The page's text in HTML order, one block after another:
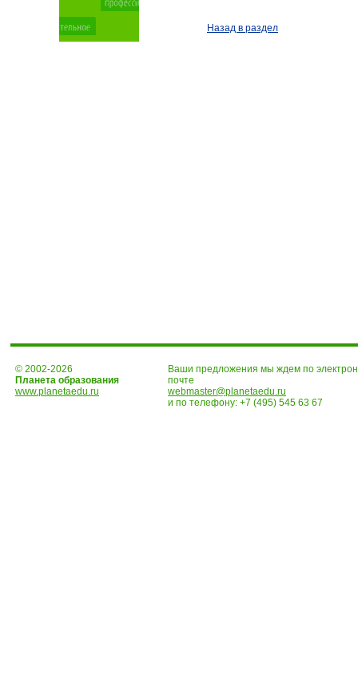
Назад в раздел
© 2002-2026
Планета образования
www.planetaedu.ru
Ваши предложения мы ждем по
почте
webmaster@planetaedu.ru
и по телефону: +7 (495) 545 63 67